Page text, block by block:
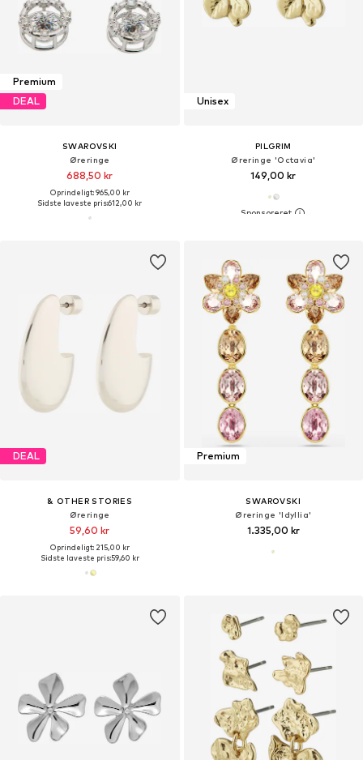
Premium
DEAL
SWAROVSKI
Øreringe
688,50 kr
Oprindeligt: 965,00 kr
Sidste laveste pris:612,00 kr
Unisex
PILGRIM
Øreringe 'Octavia'
149,00 kr
DEAL
& OTHER STORIES
Øreringe
59,60 kr
Oprindeligt: 215,00 kr
Sidste laveste pris:59,60 kr
Premium
SWAROVSKI
Øreringe 'Idyllia'
1.335,00 kr